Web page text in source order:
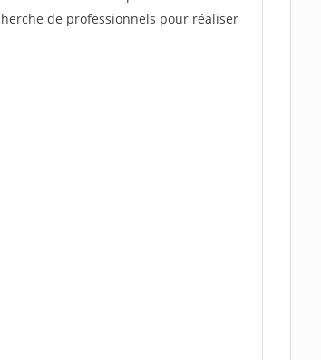
de professionnels pour réaliser